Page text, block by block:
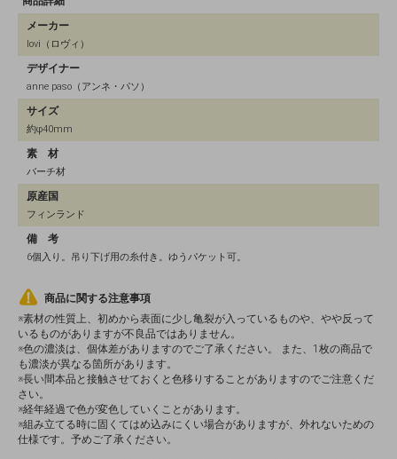
メーカー
lovi（ロヴィ）
デザイナー
anne paso（アンネ・パソ）
サイズ
約φ40mm
素 材
バーチ材
原産国
フィンランド
備 考
6個入り。吊り下げ用の糸付き。ゆうパケット可。
商品に関する注意事項
※素材の性質上、初めから表面に少し亀裂が入っているものや、やや反って
いるものがありますが不良品ではありません。
※色の濃淡は、個体差がありますのでご了承ください。 また、1枚の商品で
も濃淡が異なる箇所があります。
※長い間本品と接触させておくと色移りすることがありますのでご注意くだ
さい。
※経年経過で色が変色していくことがあります。
※組み立てる時に固くてはめ込みにくい場合がありますが、外れないための
仕様です。予めご了承ください。